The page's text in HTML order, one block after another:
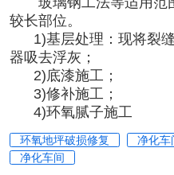
较长部位。
1)基层处理：现将裂缝
器吸去浮灰；
2)底漆施工；
3)修补施工；
4)环氧腻子施工
环氧地坪破损修复 净化车
净化车间